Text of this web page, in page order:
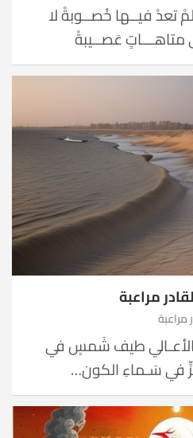
تعدْ فيــها خُصــوبةْ لا
عَصــيبةْ
مراعبة
مراعبة
الأعـالي طيف شَمسٍ في
في سَـماءِ الكون…